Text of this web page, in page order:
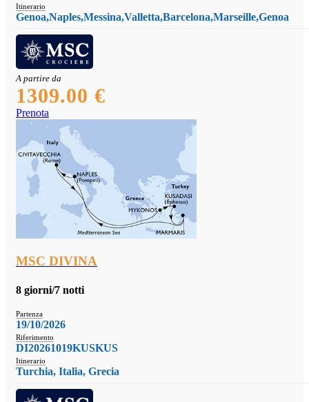
Itinerario
Genoa,Naples,Messina,Valletta,Barcelona,Marseille,Genoa
A partire da
1309.00 €
Prenota
MSC DIVINA
8 giorni/7 notti
Partenza
19/10/2026
Riferimento
DI20261019KUSKUS
Itinerario
Turchia, Italia, Grecia